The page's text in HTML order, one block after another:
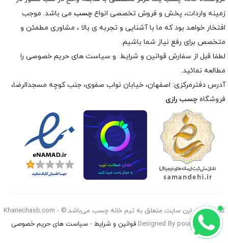
زمینه واردات، پخش و فروش تخصصی انواع چسب می باشد. موجب
افتخار خواهد بود که ما با آشنایی و تجربه ی بالا ، مشاوری مطمئن و
متخصص برای رفع نیاز شما باشیم.
لطفا قبل از سفارش قوانین و شرایط و سیاست های حریم خصوصی را
مطالعه نمائید.
آدرس دفترمرکزی: اصفهان، خیابان نواب صفوی، جنب کوچه مسجدالرضا،
فروشگاه چسب رازی
کليه حقوق اين سايت متعلق به تیم خانه چسب می‌باشد.© Khanechasb.com -
Designed By pouryan 2026 قوانین و شرایط - سیاست های حریم خصوصی